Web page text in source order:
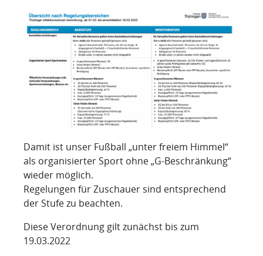
Damit ist unser Fußball „unter freiem Himmel“
als organisierter Sport ohne „G-Beschränkung“
wieder möglich.
Regelungen für Zuschauer sind entsprechend
der Stufe zu beachten.
Diese Verordnung gilt zunächst bis zum
19.03.2022